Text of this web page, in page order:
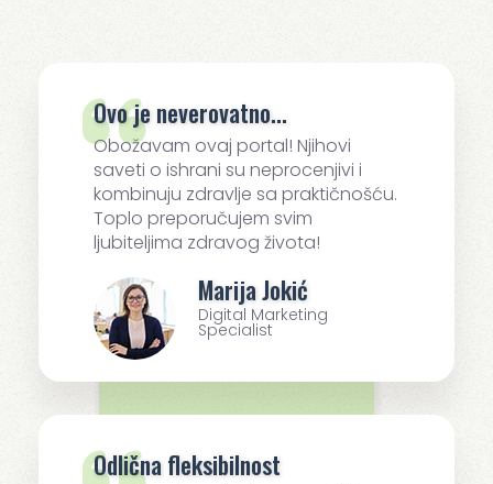
Ovo je neverovatno...
Obožavam ovaj portal! Njihovi
saveti o ishrani su neprocenjivi i
kombinuju zdravlje sa praktičnošću.
Toplo preporučujem svim
ljubiteljima zdravog života!
Marija Jokić
Digital Marketing
Specialist
Odlična fleksibilnost